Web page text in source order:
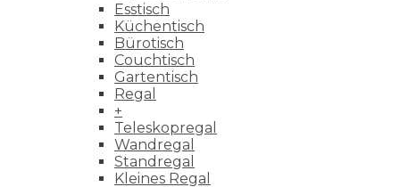
Esstisch
Küchentisch
Bürotisch
Couchtisch
Gartentisch
Regal
+
Teleskopregal
Wandregal
Standregal
Kleines Regal